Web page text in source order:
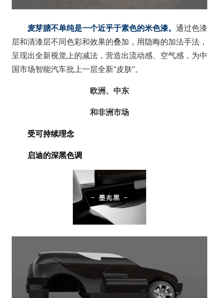
麦芽膅不单纯是一个近乎于素色的米色漆。 通过色漆
层和清漆层不同色彩和效果的叠加，用隐晦的加法手法，
呈现出全新视觉上的减法，营造出流动感、空气感，为中
国市场智能汽车批上一层全新“皮肤”。
欧洲、中东
和非洲市场
受可持续理念
启迪的深黑色调